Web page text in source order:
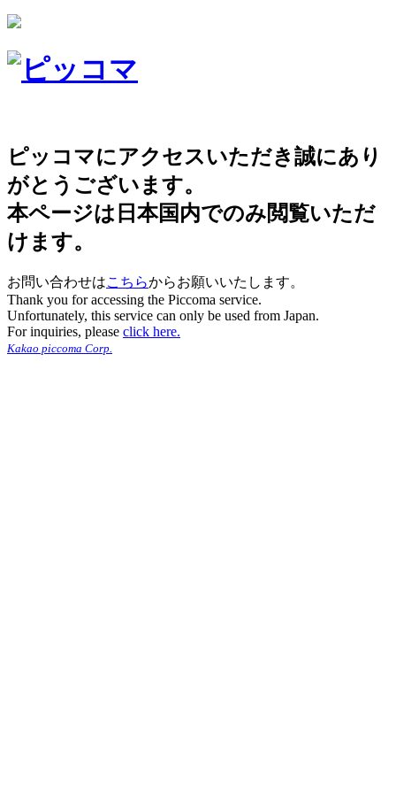
ピッコマにアクセスいただき誠にあり
がとうございます。
本ページは日本国内でのみ閲覧いただ
けます。
お問い合わせはこちらからお願いいたします。
Thank you for accessing the Piccoma service.
Unfortunately, this service can only be used from Japan.
For inquiries, please click here.
Kakao piccoma Corp.